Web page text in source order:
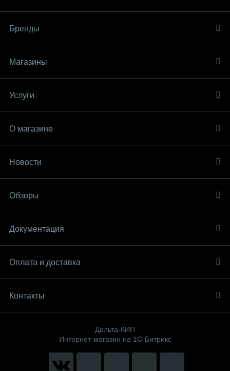
Бренды
Магазины
Услуги
О магазине
Новости
Обзоры
Документация
Оплата и доставка
Контакты
Дельта-КИП
Интернет-магазин на 1С-Битрикс